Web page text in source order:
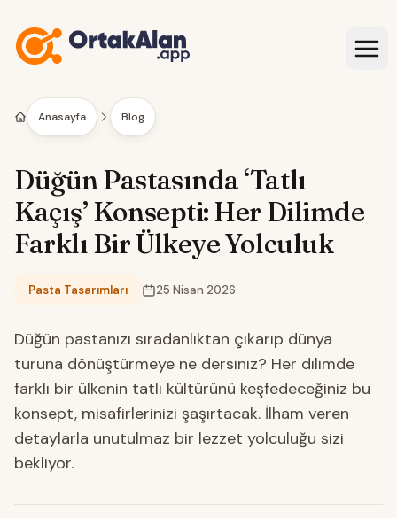
İçeriğe geç
Anasayfa Blog
Düğün Pastasında ‘Tatlı
Kaçış’ Konsepti: Her Dilimde
Farklı Bir Ülkeye Yolculuk
Kategori:
Pasta Tasarımları 25 Nisan 2026
Düğün pastanızı sıradanlıktan çıkarıp dünya
turuna dönüştürmeye ne dersiniz? Her dilimde
farklı bir ülkenin tatlı kültürünü keşfedeceğiniz bu
konsept, misafirlerinizi şaşırtacak. İlham veren
detaylarla unutulmaz bir lezzet yolculuğu sizi
bekliyor.